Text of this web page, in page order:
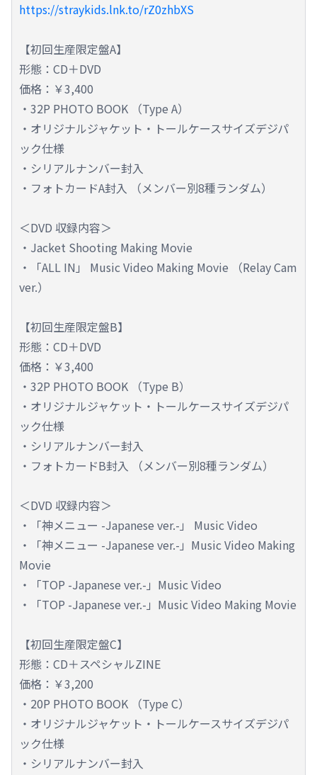
https://straykids.lnk.to/rZ0zhbXS
【初回生産限定盤A】
形態：CD＋DVD
価格：￥3,400
・32P PHOTO BOOK （Type A）
・オリジナルジャケット・トールケースサイズデジパ
ック仕様
・シリアルナンバー封入
・フォトカードA封入 （メンバー別8種ランダム）
＜DVD 収録内容＞
・Jacket Shooting Making Movie
・「ALL IN」 Music Video Making Movie （Relay Cam
ver.）
【初回生産限定盤B】
形態：CD＋DVD
価格：￥3,400
・32P PHOTO BOOK （Type B）
・オリジナルジャケット・トールケースサイズデジパ
ック仕様
・シリアルナンバー封入
・フォトカードB封入 （メンバー別8種ランダム）
＜DVD 収録内容＞
・「神メニュー -Japanese ver.-」 Music Video
・「神メニュー -Japanese ver.-」Music Video Making
Movie
・「TOP -Japanese ver.-」Music Video
・「TOP -Japanese ver.-」Music Video Making Movie
【初回生産限定盤C】
形態：CD＋スペシャルZINE
価格：￥3,200
・20P PHOTO BOOK （Type C）
・オリジナルジャケット・トールケースサイズデジパ
ック仕様
・シリアルナンバー封入